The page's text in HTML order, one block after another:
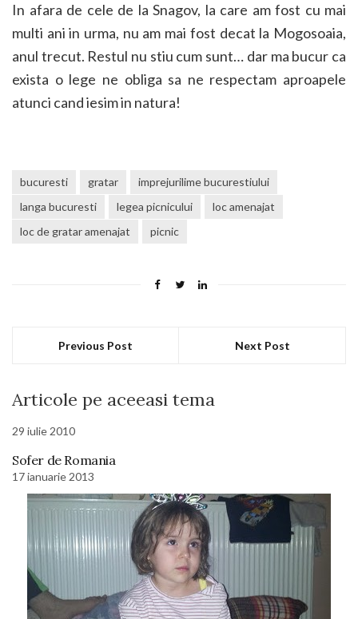
In afara de cele de la Snagov, la care am fost cu mai
multi ani in urma, nu am mai fost decat la Mogosoaia,
anul trecut. Restul nu stiu cum sunt… dar ma bucur ca
exista o lege ne obliga sa ne respectam aproapele
atunci cand iesim in natura!
bucuresti gratar
imprejurilime bucurestiului
langa bucuresti
legea picnicului
loc amenajat
loc de gratar amenajat
picnic
Previous Post Next Post
Articole pe aceeasi tema
29 iulie 2010
Sofer de Romania
17 ianuarie 2013